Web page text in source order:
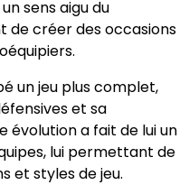
sens aigu du
de créer des occasions
un jeu plus complet,
et sa
a fait de lui un
lui permettant de
et styles de jeu.